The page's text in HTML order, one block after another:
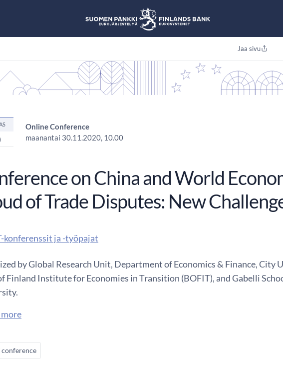
Jaa sivu
Online Conference
maanantai 30.11.2020, 10.00
on China and World
of Trade Disputes: New
konferenssit ja -työpajat
by Global Research Unit, Department of Economics & Finance, City
Finland Institute for Economies in Transition (BOFIT), and Gabelli
more
conference